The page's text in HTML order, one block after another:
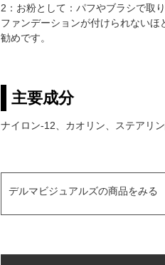
2：お粉として：パフやブラシで取
ファンデーションが付けられない
勧めです。
主要成分
ナイロン-12、カオリン、ステアリ
デルマビジュアルズの商品をみる